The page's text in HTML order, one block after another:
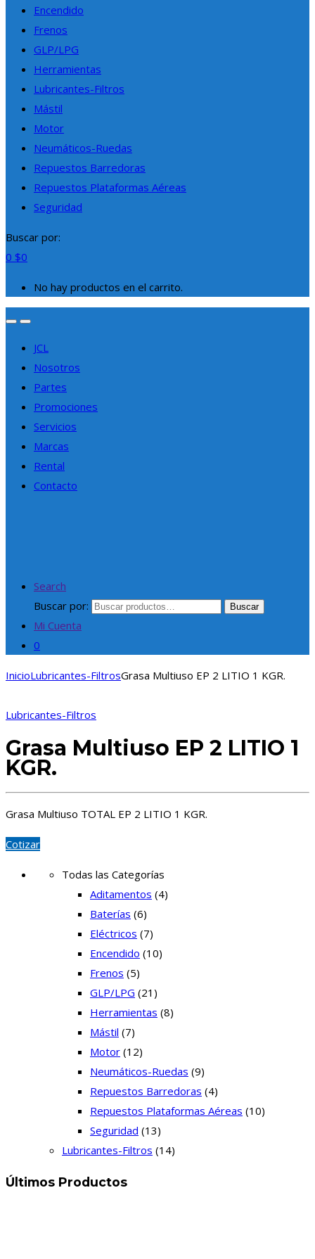
Encendido
Frenos
GLP/LPG
Herramientas
Lubricantes-Filtros
Mástil
Motor
Neumáticos-Ruedas
Repuestos Barredoras
Repuestos Plataformas Aéreas
Seguridad
Buscar por:
0 $0
No hay productos en el carrito.
JCL
Nosotros
Partes
Promociones
Servicios
Marcas
Rental
Contacto
Search
Buscar por:
Buscar
Mi Cuenta
0
InicioLubricantes-FiltrosGrasa Multiuso EP 2 LITIO 1 KGR.
Lubricantes-Filtros
Grasa Multiuso EP 2 LITIO 1
KGR.
Grasa Multiuso TOTAL EP 2 LITIO 1 KGR.
Cotizar
Todas las Categorías
Aditamentos (4)
Baterías (6)
Eléctricos (7)
Encendido (10)
Frenos (5)
GLP/LPG (21)
Herramientas (8)
Mástil (7)
Motor (12)
Neumáticos-Ruedas (9)
Repuestos Barredoras (4)
Repuestos Plataformas Aéreas (10)
Seguridad (13)
Lubricantes-Filtros (14)
Últimos Productos